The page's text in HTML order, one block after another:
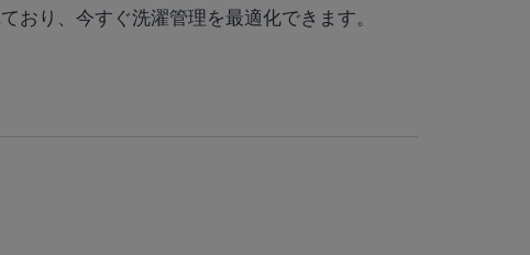
おり、今すぐ洗濯管理を最適化できます。